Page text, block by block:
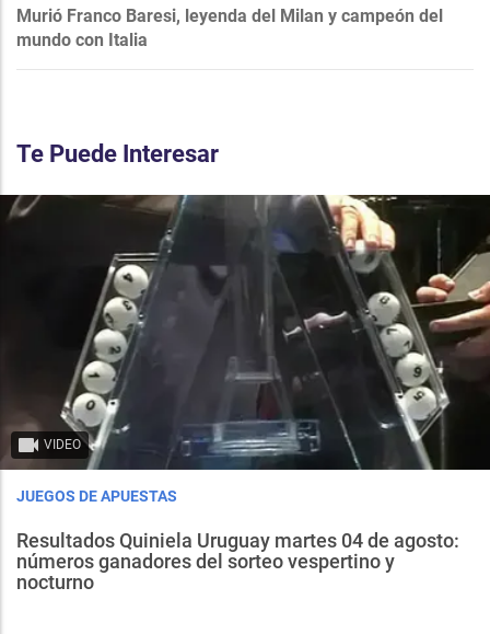
Murió Franco Baresi, leyenda del Milan y campeón del
mundo con Italia
Te Puede Interesar
VIDEO
JUEGOS DE APUESTAS
Resultados Quiniela Uruguay martes 04 de agosto:
números ganadores del sorteo vespertino y
nocturno